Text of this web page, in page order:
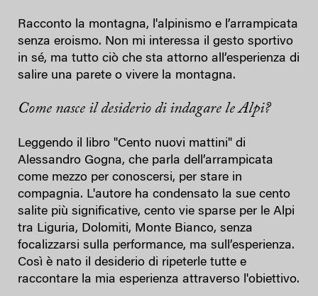
Racconto la montagna, l'alpinismo e l’arrampicata
senza eroismo. Non mi interessa il gesto sportivo
in sé, ma tutto ciò che sta attorno all’esperienza di
salire una parete o vivere la montagna.
Come nasce il desiderio di indagare le Alpi?
Leggendo il libro "Cento nuovi mattini" di
Alessandro Gogna, che parla dell’arrampicata
come mezzo per conoscersi, per stare in
compagnia. L'autore ha condensato la sue cento
salite più significative, cento vie sparse per le Alpi
tra Liguria, Dolomiti, Monte Bianco, senza
focalizzarsi sulla performance, ma sull’esperienza.
Così è nato il desiderio di ripeterle tutte e
raccontare la mia esperienza attraverso l'obiettivo.